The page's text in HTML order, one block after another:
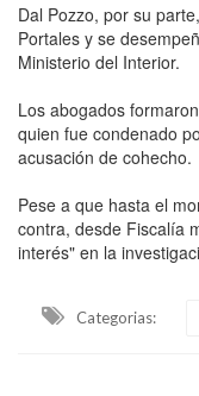
Dal Pozzo, por su
Portales y se
Ministerio del Interior.
Los abogados
quien fue condenado
acusación de cohecho.
Pese a que hasta el
contra, desde Fiscalía
interés" en la
Categorias: